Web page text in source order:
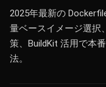
2025年最新の
量ベースイメージ選択
策、BuildKit 活用で本
法。